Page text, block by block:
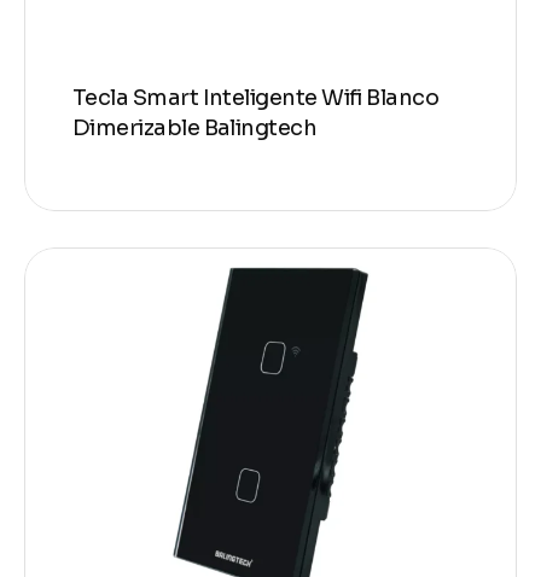
Tecla Smart Inteligente Wifi Blanco
Dimerizable Balingtech